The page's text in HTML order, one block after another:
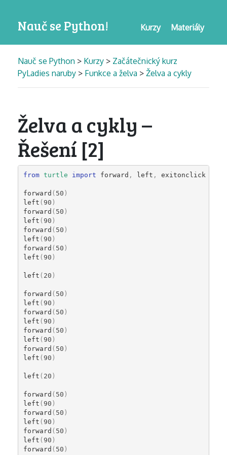
Nauč se Python! Materiály
Kurzy
Nauč se Python > Kurzy > Začátečnický kurz
PyLadies naruby > Funkce a želva > Želva a cykly
Želva a cykly –
Řešení [2]
from turtle import forward , left , exitonclick
forward ( 50 )
left ( 90 )
forward ( 50 )
left ( 90 )
forward ( 50 )
left ( 90 )
forward ( 50 )
left ( 90 )
left ( 20 )
forward ( 50 )
left ( 90 )
forward ( 50 )
left ( 90 )
forward ( 50 )
left ( 90 )
forward ( 50 )
left ( 90 )
left ( 20 )
forward ( 50 )
left ( 90 )
forward ( 50 )
left ( 90 )
forward ( 50 )
left ( 90 )
forward ( 50 )